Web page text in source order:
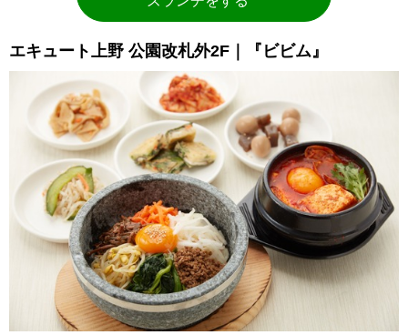
エキュート上野 公園改札外2F｜『ビビム』